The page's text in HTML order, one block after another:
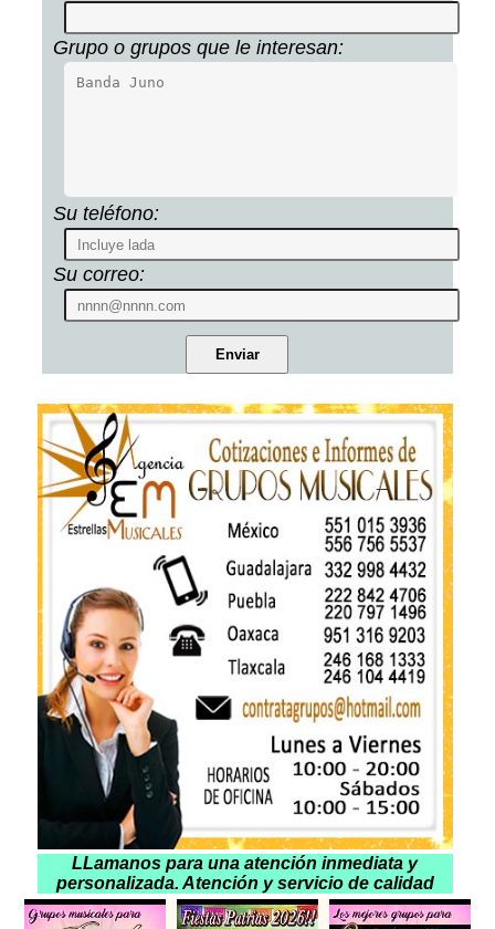
Grupo o grupos que le interesan:
Su teléfono:
Su correo:
LLamanos para una atención inmediata y
personalizada. Atención y servicio de calidad